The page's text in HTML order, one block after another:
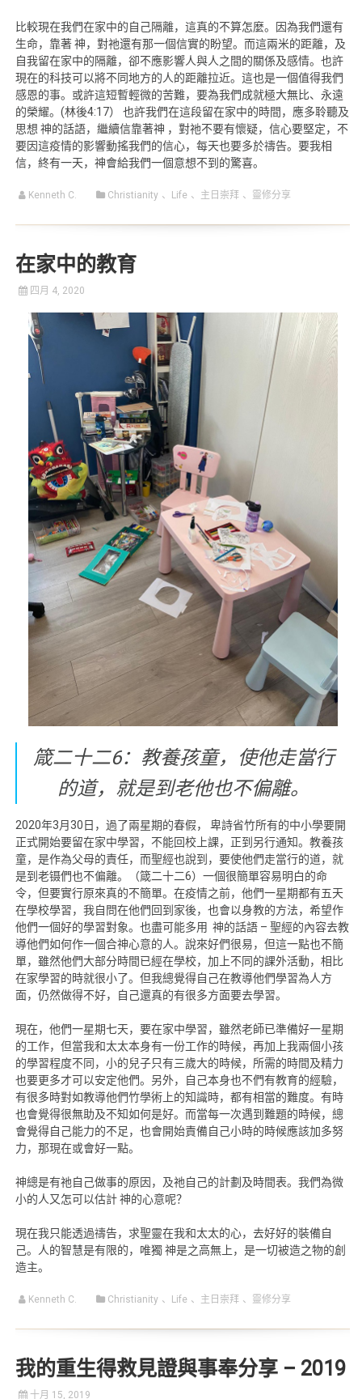
比較現在我們在家中的自己隔離，這真的不算怎麼。因為我們還有
生命，靠著 神，對祂還有那一個信實的盼望。而這兩米的距離，及
自我留在家中的隔離，卻不應影響人與人之間的關係及感情。也許
現在的科技可以將不同地方的人的距離拉近。這也是一個值得我們
感恩的事。或許這短暫輕微的苦難，要為我們成就極大無比、永遠
的榮耀。(林後4:17） 也許我們在這段留在家中的時間，應多聆聽及
思想 神的話語，繼續信靠著神 ，對祂不要有懷疑，信心要堅定，不
要因這疫情的影響動搖我們的信心，每天也要多於禱告。要我相
信，終有一天，神會給我們一個意想不到的驚喜。
Kenneth C. Christianity 、 Life 、 主日崇拜 、 靈修分享
在家中的教育
四月 4, 2020
箴二十二6：教養孩童，使他走當行
的道，就是到老他也不偏離。
2020年3月30日，過了兩星期的春假， 卑詩省竹所有的中小學要開
正式開始要留在家中學習，不能回校上課，正到另行通知。教養孩
童，是作為父母的責任，而聖經也說到，要使他們走當行的道，就
是到老镊們也不偏離。（箴二十二6）一個很簡單容易明白的命
令，但要實行原來真的不簡單。在疫情之前，他們一星期都有五天
在學校學習，我自問在他們回到家後，也會以身教的方法，希望作
他們一個好的學習對象。也盡可能多用 神的話語 – 聖經的內容去教
導他們如何作一個合神心意的人。說來好們很易，但這一點也不簡
單，雖然他們大部分時間已經在學校，加上不同的課外活動，相比
在家學習的時就很小了。但我總覺得自己在教導他們學習為人方
面，仍然做得不好，自己還真的有很多方面要去學習。
現在，他們一星期七天，要在家中學習，雖然老師已準備好一星期
的工作，但當我和太太本身有一份工作的時候，再加上我兩個小孩
的學習程度不同，小的兒子只有三歲大的時候，所需的時間及精力
也要更多才可以安定他們。另外，自己本身也不們有教育的經驗，
有很多時對如教導他們竹學術上的知識時，都有相當的難度。有時
也會覺得很無助及不知如何是好。而當每一次遇到難題的時候，總
會覺得自己能力的不足，也會開始責備自己小時的時候應該加多努
力，那現在或會好一點。
神總是有祂自己做事的原因，及祂自己的計劃及時間表。我們為微
小的人又怎可以估計 神的心意呢？
現在我只能透過禱告，求聖靈在我和太太的心，去好好的裝備自
己。人的智慧是有限的，唯獨 神是之高無上，是一切被造之物的創
造主。
Kenneth C. Christianity 、 Life 、 主日崇拜 、 靈修分享
我的重生得救見證與事奉分享 – 2019
十月 15, 2019